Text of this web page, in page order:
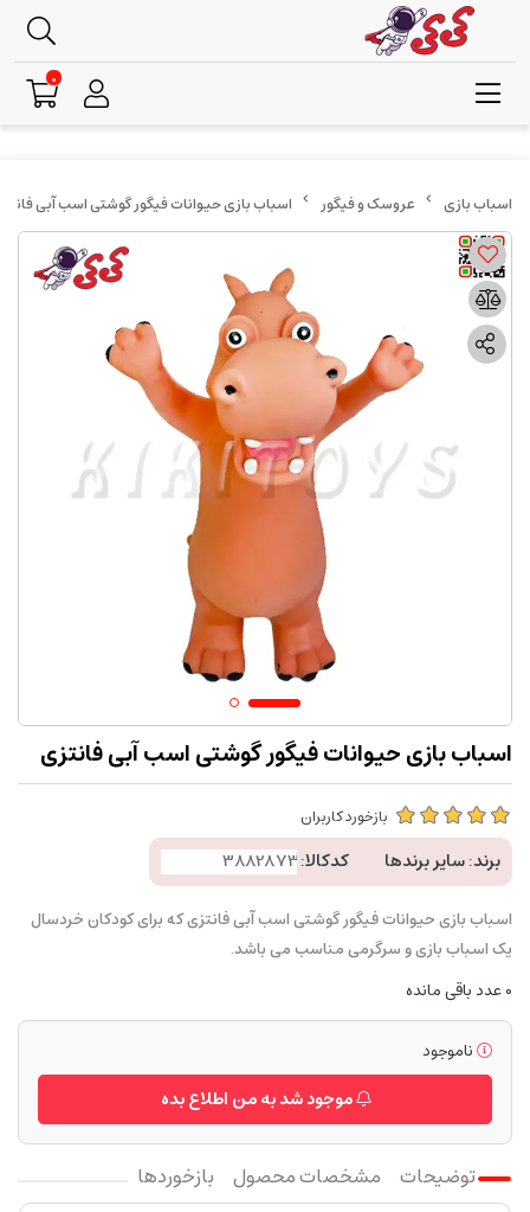
عروسک و فیگور اسباب بازی حیوانات فیگور گوشتی اسب آبی
اسباب بازی حیوانات فیگور گوشتی اسب آبی فانتزی
بازخورد کاربران
برند:سایر برندها کدکالا:
اسباب بازی حیوانات فیگور گوشتی اسب آبی فانتزی که برای کودکان خردسال
یک اسباب بازی و سرگرمی مناسب می باشد.
0عدد باقی مانده
ناموجود
موجود شد به من اطلاع بده
توضیحات مشخصات محصول بازخوردها
0